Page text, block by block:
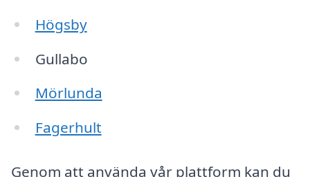
Högsby
Gullabo
Mörlunda
Fagerhult
Genom att använda vår plattform kan du